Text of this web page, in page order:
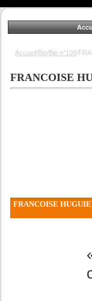
Accueil/Bip/Bip n°109/
FRANCOISE
FRANCOISE